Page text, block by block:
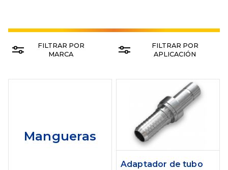
FILTRAR POR
MARCA
FILTRAR POR
APLICACIÓN
Mangueras
Adaptador de tubo